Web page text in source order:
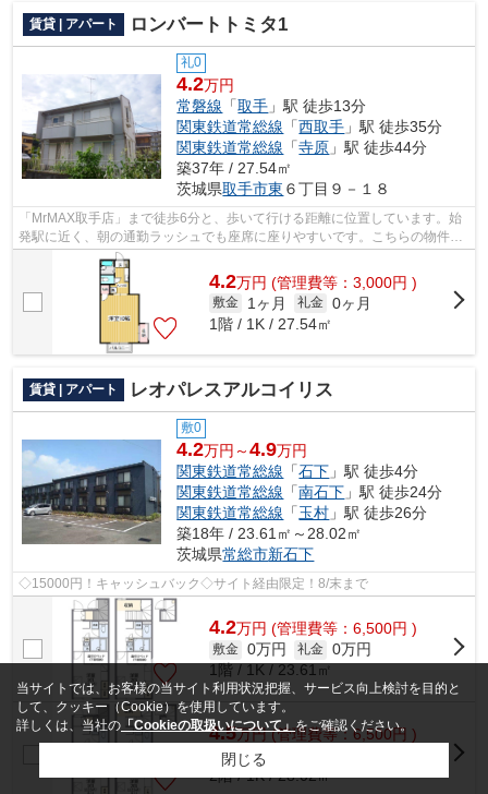
賃貸 | アパート ロンバートトミタ1
礼0
4.2万円
常磐線 「取手 」駅 徒歩13分
関東鉄道常総線 「西取手 」駅 徒歩35分
関東鉄道常総線 「寺原 」駅 徒歩44分
築37年 / 27.54㎡
茨城県取手市東 ６丁目９－１８
「MrMAX取手店」まで徒歩6分と、歩いて行ける距離に位置しています。始
発駅に近く、朝の通勤ラッシュでも座席に座りやすいです。こちらの物件は
アパートです。敷地内にあるごみ置き場...
4.2万円 (管理費等：3,000円 )
敷金 1ヶ月 礼金 0ヶ月
1階 / 1K / 27.54㎡
賃貸 | アパート レオパレスアルコイリス
敷0
4.2万円～4.9万円
関東鉄道常総線 「石下 」駅 徒歩4分
関東鉄道常総線 「南石下 」駅 徒歩24分
関東鉄道常総線 「玉村 」駅 徒歩26分
築18年 / 23.61㎡～28.02㎡
茨城県常総市新石下
◇15000円！キャッシュバック◇サイト経由限定！8/末まで
4.2万円 (管理費等：6,500円 )
敷金 0万円 礼金 0万円
1階 / 1K / 23.61㎡
4.5万円(管理費等：6,500円 )
敷金 0万円
2階 / 1K / 28.02㎡
当サイトでは、お客様の当サイト利用状況把握、サービス向上検討を目的と
して、クッキー（Cookie）を使用しています。
詳しくは、当社の 「Cookieの取扱いについて」をご確認ください。
閉じる